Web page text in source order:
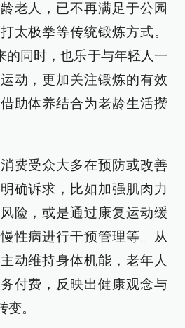
老人，已不再满足于公园
太极拳等传统锻炼方式。
的同时，也乐于与年轻人一
动，更加关注锻炼的有效
助体养结合为老龄生活攒
费受众大多在预防或改善
确诉求，比如加强肌肉力
险，或是通过康复运动缓
性病进行干预管理等。从
动维持身体机能，老年人
付费，反映出健康观念与
。